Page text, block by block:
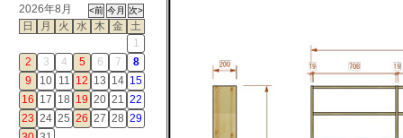
2026年8月
日
月 火 水 木 金
土
1
2
3 4 5 6 7
8
9
10 11 12 13 14 15
16 17 18 19 20 21 22
23 24 25 26 27 28 29